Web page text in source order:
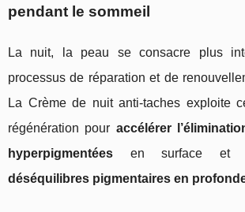
pendant le sommeil
La nuit, la peau se consacre plus
processus de réparation et de
La Crème de nuit anti-taches exploite
régénération pour accélérer
hyperpigmentées en surface
déséquilibres pigmentaires en